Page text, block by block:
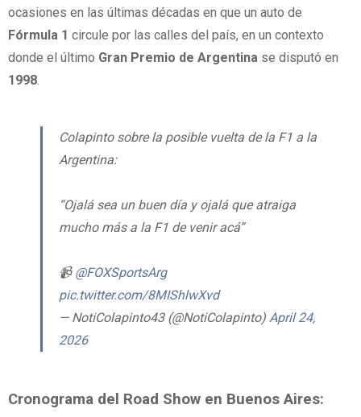
ocasiones en las últimas décadas en que un auto de
Fórmula 1 circule por las calles del país, en un contexto
donde el último Gran Premio de Argentina se disputó en
1998.
Colapinto sobre la posible vuelta de la F1 a la
Argentina:
“Ojalá sea un buen día y ojalá que atraiga
mucho más a la F1 de venir acá”
📹 @FOXSportsArg
pic.twitter.com/8MIShlwXvd
— NotiColapinto43 (@NotiColapinto) April 24,
2026
Cronograma del Road Show en Buenos Aires: